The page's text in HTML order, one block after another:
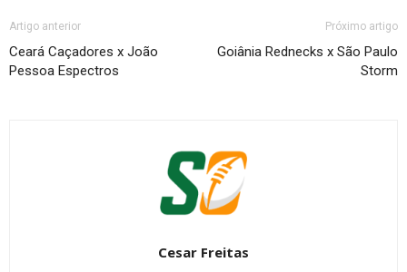
Artigo anterior
Ceará Caçadores x João
Pessoa Espectros
Próximo artigo
Goiânia Rednecks x São Paulo
Storm
Cesar Freitas